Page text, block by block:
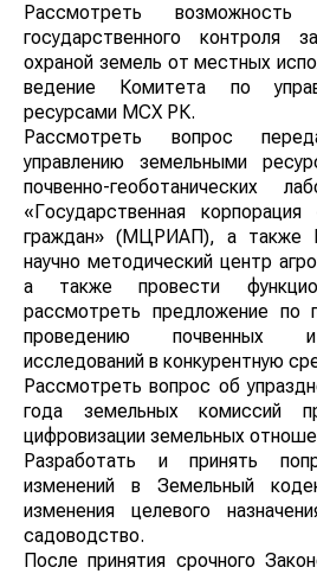
Рассмотреть возможность
государственного контроля
охраной земель от местных
ведение Комитета по
ресурсами МСХ РК.
Рассмотреть вопрос
управлению земельными
почвенно-геоботанических
«Государственная
граждан» (МЦРИАП), а также
научно методический центр
а также провести
рассмотреть предложение по
проведению почвенных и
исследований в конкурентную
Рассмотреть вопрос об
года земельных комиссий
цифровизации земельных
Разработать и принять
изменений в Земельный
изменения целевого
садоводство.
После принятия срочного